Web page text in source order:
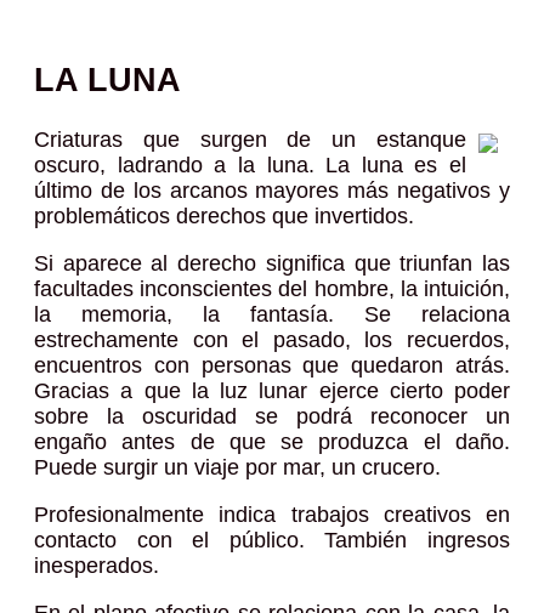
LA LUNA
Criaturas que surgen de un estanque
oscuro, ladrando a la luna. La luna es el
último de los arcanos mayores más negativos y
problemáticos derechos que invertidos.
Si aparece al derecho significa que triunfan las
facultades inconscientes del hombre, la intuición,
la memoria, la fantasía. Se relaciona
estrechamente con el pasado, los recuerdos,
encuentros con personas que quedaron atrás.
Gracias a que la luz lunar ejerce cierto poder
sobre la oscuridad se podrá reconocer un
engaño antes de que se produzca el daño.
Puede surgir un viaje por mar, un crucero.
Profesionalmente indica trabajos creativos en
contacto con el público. También ingresos
inesperados.